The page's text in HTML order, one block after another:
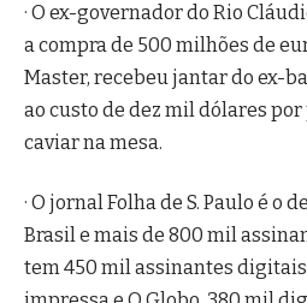
· O ex-governador do Rio
a compra de 500 milhões de
Master, recebeu jantar do ex-
ao custo de dez mil dólares por
caviar na mesa.
· O jornal Folha de S. Paulo é o
Brasil e mais de 800 mil
tem 450 mil assinantes